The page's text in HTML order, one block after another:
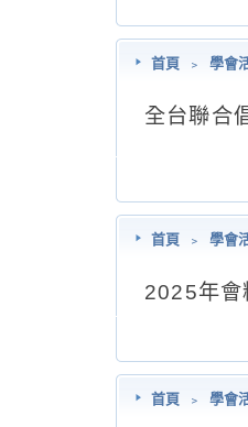
首頁 ﹥ 學會
全台聯合
首頁 ﹥ 學會
2025年會
首頁 ﹥ 學會